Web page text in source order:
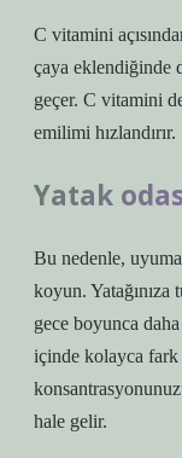
C vitamini
çaya eklendiğinde
geçer. C vitamini
emilimi hızlandırır.
Yatak
Bu nedenle,
koyun.
gece boyunca
içinde kolayca
hale gelir.